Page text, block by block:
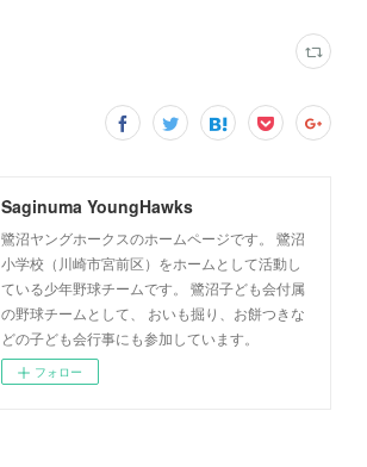
Saginuma YoungHawks
鷺沼ヤングホークスのホームページです。 鷺沼
小学校（川崎市宮前区）をホームとして活動し
ている少年野球チームです。 鷺沼子ども会付属
の野球チームとして、 おいも掘り、お餅つきな
どの子ども会行事にも参加しています。
フォロー